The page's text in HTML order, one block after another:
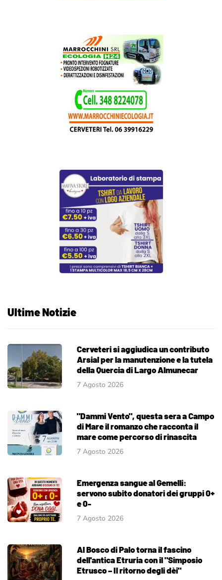
Ultime Notizie
Cerveteri si aggiudica un contributo
Arsial per la manutenzione e la tutela
della Quercia di Largo Almunecar
7 Agosto 2026
"Dammi Vento", questa sera a Campo
di Mare il romanzo che racconta il
mare come percorso di rinascita
7 Agosto 2026
Emergenza sangue al Gemelli:
servono subito donatori dei gruppi 0+
e 0-
7 Agosto 2026
Al Bosco di Palo torna il fascino
dell'antica Etruria con il "Simposio
Etrusco – Il ritorno degli dèi"